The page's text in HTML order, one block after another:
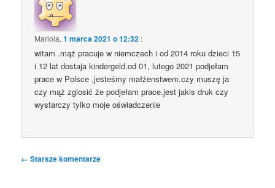
Mariola,1 marca 2021 o 12:32 :
witam .mąż pracuje w niemczech i od 2014 roku dzieci 15
i 12 lat dostaja kindergeld.od 01, lutego 2021 podjełam
prace w Polsce .jesteśmy małżenstwem.czy muszę ja
czy mąż zglosić że podjełam prace.jest jakis druk czy
wystarczy tylko moje oświadczenie
Nawigacja
← Starsze komentarze